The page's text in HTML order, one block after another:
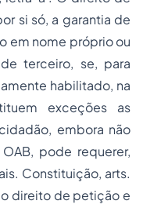
si só, a garantia de
em nome próprio ou
terceiro, se, para
habilitado, na
exceções as
embora não
pode requerer,
Constituição, arts.
o direito de petição e